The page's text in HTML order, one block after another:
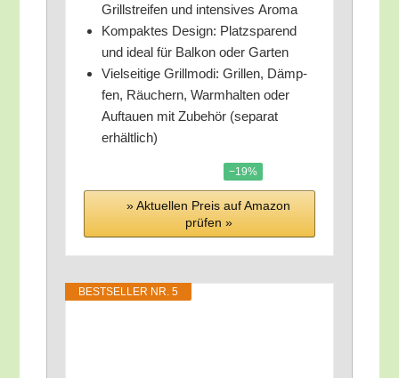
Grill­strei­fen und inten­si­ves Aroma
Kom­pak­tes Design: Platz­spa­rend
und ide­al für Bal­kon oder Garten
Viel­sei­ti­ge Grill­mo­di: Gril­len, Dämp­
fen, Räu­chern, Warm­hal­ten oder
Auf­tau­en mit Zube­hör (sepa­rat
erhältlich)
−19%
» Aktu­el­len Preis auf Ama­zon
prü­fen »
BEST­SEL­LER NR. 5